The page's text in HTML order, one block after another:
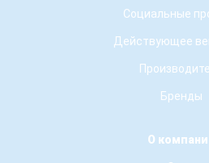
Социальные
Действующее
Бренды
О